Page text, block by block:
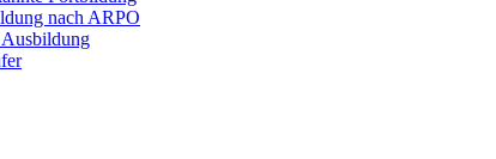
nach ARPO